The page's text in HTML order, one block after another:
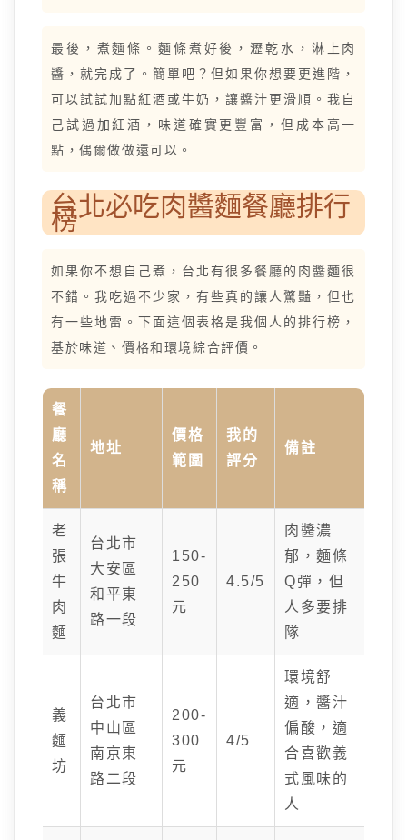
最後，煮麵條。麵條煮好後，瀝乾水，淋上肉
醬，就完成了。簡單吧？但如果你想要更進階，
可以試試加點紅酒或牛奶，讓醬汁更滑順。我自
己試過加紅酒，味道確實更豐富，但成本高一
點，偶爾做做還可以。
台北必吃肉醬麵餐廳排行
榜
如果你不想自己煮，台北有很多餐廳的肉醬麵很
不錯。我吃過不少家，有些真的讓人驚豔，但也
有一些地雷。下面這個表格是我個人的排行榜，
基於味道、價格和環境綜合評價。
餐
廳
名
稱
地址
價格
範圍
我的
評分
備註
老
張
牛
肉
麵
台北市
大安區
和平東
路一段
150-
250
元
4.5/5
肉醬濃
郁，麵條
Q彈，但
人多要排
隊
義
麵
坊
台北市
中山區
南京東
路二段
200-
300
元
4/5
環境舒
適，醬汁
偏酸，適
合喜歡義
式風味的
人